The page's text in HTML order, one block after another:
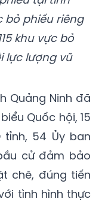
bỏ phiếu riêng
khu vực bỏ
lực lượng vũ
Quảng Ninh đã
Quốc hội, 15
tỉnh, 54 Ủy ban
cử đảm bảo
chẽ, đúng tiến
tình hình thực